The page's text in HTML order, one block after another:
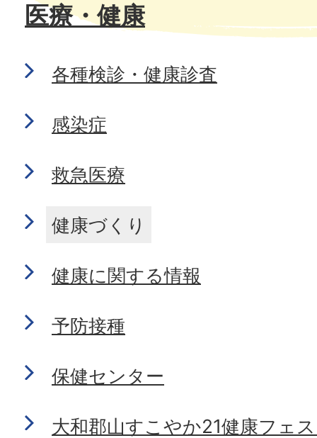
医療・健康
各種検診・健康診査
感染症
救急医療
健康づくり
健康に関する情報
予防接種
保健センター
大和郡山すこやか21健康フェ